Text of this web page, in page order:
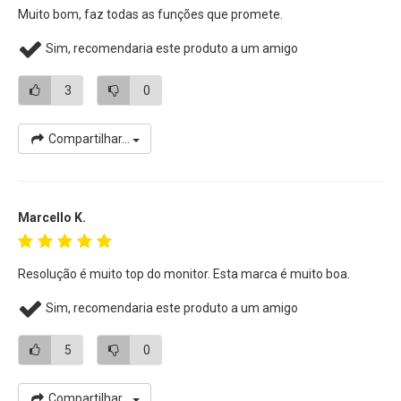
Um novo design de interface Ul para uma operação intuitiva.
O
Monitor de Campo R7
polegadas 1920x1200 com tela LCD de alto brilho
1000cd/m. Ele fornece uma exibição clara, mesmo ao ar
livre.
A saída de sinal permite o monitoramento simultâneo de
várias posições. Suporta 1 canal HDMI 4K sinal de entrada /
saída sem perdas. Fornecer interface de 3,5 mm para
Compatível com Câmera e Filmadora
Pode trabalhar com Câmera Cineam, Câmeras Mirrorless,
Muito bom, faz todas as funções que promete.
Sim, recomendaria este produto a um amigo
3 0
Compartilhar...
Marcello K.
Resolução é muito top do monitor. Esta marca é muito boa.
Sim, recomendaria este produto a um amigo
5 0